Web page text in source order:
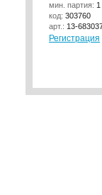
мин. партия: 1
код: 303760
арт.: 13-
Регистрация